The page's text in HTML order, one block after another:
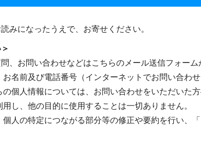
みになったうえで、お寄せください。
、お問い合わせなどはこちらのメール送信フォーム
名前及び電話番号（インターネットでお問い合わ
個人情報については、お問い合わせをいただいた
し、他の目的に使用することは一切ありません。
人の特定につながる部分等の修正や要約を行い、